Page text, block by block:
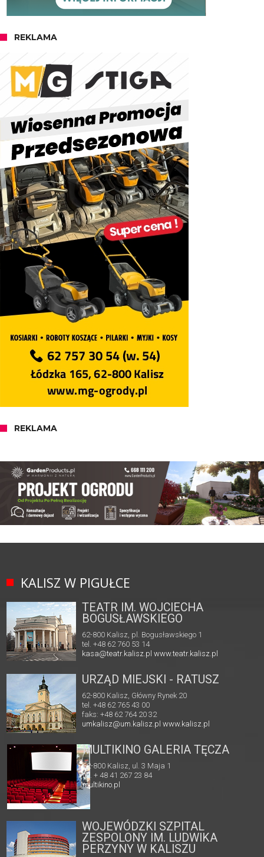
REKLAMA
REKLAMA
KALISZ W PIGUŁCE
TEATR IM. WOJCIECHA
BOGUSŁAWSKIEGO
62-800 Kalisz, pl. Bogusławskiego 1
tel. +48 62 760 53 14
kasa@teatr.kalisz.pl www.teatr.kalisz.pl
URZĄD MIEJSKI - RATUSZ
62-800 Kalisz, Główny Rynek 20
tel. +48 62 765 43 00
faks: +48 62 764 20 32
umkalisz@um.kalisz.plwww.kalisz.pl
MULTIKINO GALERIA TĘCZA
62-800 Kalisz, ul. 3 Maja 1
tel. + 48 41 267 23 84
multikino.pl
WOJEWÓDZKI SZPITAL
ZESPOLONY IM. LUDWIKA
PERZYNY W KALISZU